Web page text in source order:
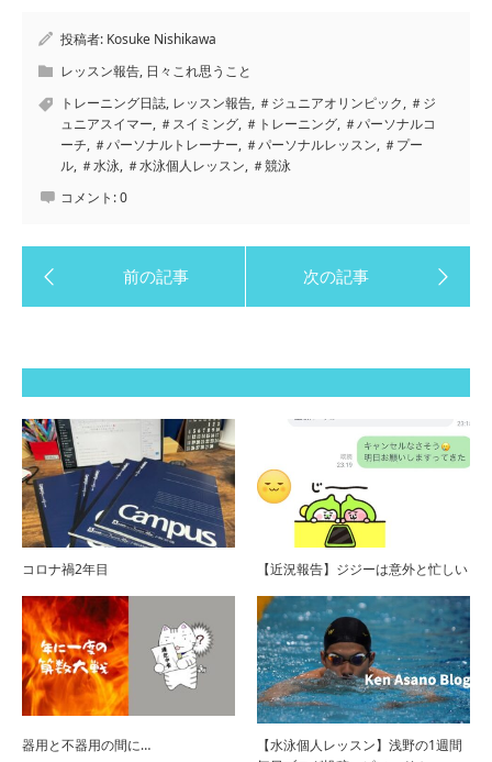
投稿者: Kosuke Nishikawa
レッスン報告, 日々これ思うこと
トレーニング日誌, レッスン報告, ＃ジュニアオリンピック, ＃ジ
ュニアスイマー, ＃スイミング, ＃トレーニング, ＃パーソナルコ
ーチ, ＃パーソナルトレーナー, ＃パーソナルレッスン, ＃プー
ル, ＃水泳, ＃水泳個人レッスン, ＃競泳
コメント:0
コロナ禍2年目 【近況報告】ジジーは意外と忙しい
器用と不器用の間に…
【水泳個人レッスン】浅野の1週間